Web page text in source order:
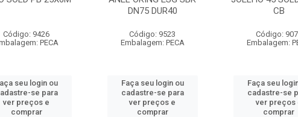
Código: 9426
PECA
seu login ou
se para
ver preços e
comprar
DN75 DUR40
Código: 9523
Embalagem: PECA
Faça seu login ou
cadastre-se para
ver preços e
comprar
CB
Código:
Embalagem:
Faça seu
cadastre-se
ver preços
comprar